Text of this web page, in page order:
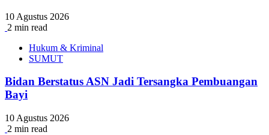
10 Agustus 2026
2 min read
Hukum & Kriminal
SUMUT
Bidan Berstatus ASN Jadi Tersangka Pembuangan
Bayi
10 Agustus 2026
2 min read